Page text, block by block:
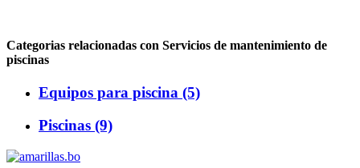
Categorias relacionadas con Servicios de mantenimiento de
piscinas
Equipos para piscina (5)
Piscinas (9)